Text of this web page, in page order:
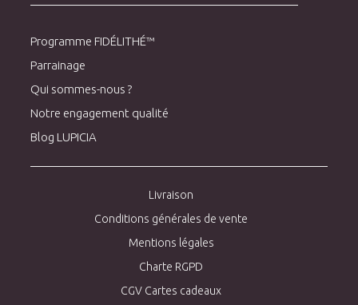
Programme FIDÉLITHÉ™
Parrainage
Qui sommes-nous ?
Notre engagement qualité
Blog LUPICIA
Livraison
Conditions générales de vente
Mentions légales
Charte RGPD
CGV Cartes cadeaux